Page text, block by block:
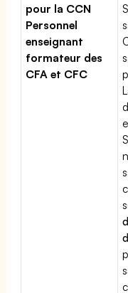
pour la CCN
Personnel
enseignant
formateur des
CFA et CFC